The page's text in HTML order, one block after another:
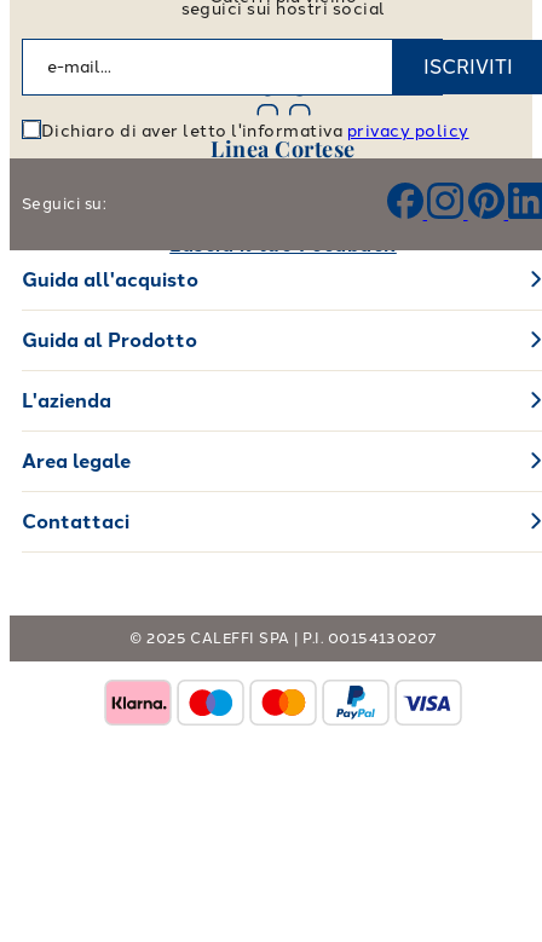
Vai allo store locator
Linea Cortese
Aiutaci a migliorare i nostri prodotti e il nostro servizio
seguici sui nostri social
ISCRIVITI
Dichiaro di aver letto l'informativa privacy policy
Seguici su:
Guida all'acquisto
Guida al Prodotto
L'azienda
Area legale
Contattaci
© 2025 CALEFFI SPA | P.I. 00154130207